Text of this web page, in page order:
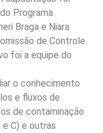
Programa
Braga e Niara
de Controle
foi a equipe do
o conhecimento
e fluxos de
de contaminação
C) e outras